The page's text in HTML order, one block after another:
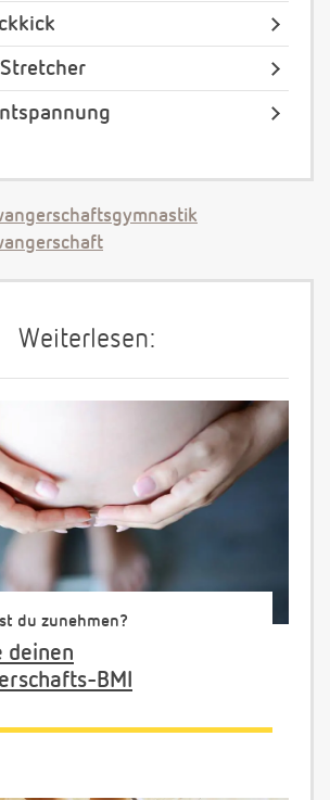
Weiterlesen:
du zunehmen?
deinen
BMI